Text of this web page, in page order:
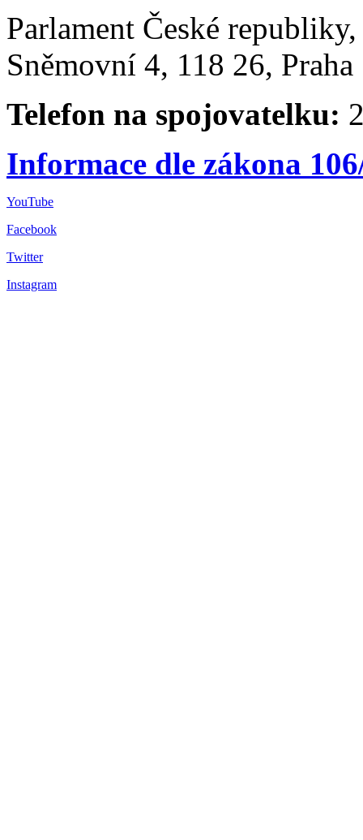
Parlament České
Sněmovní 4, 118 26,
Telefon na spojovatelku:
Informace dle zákona
YouTube
Facebook
Twitter
Instagram